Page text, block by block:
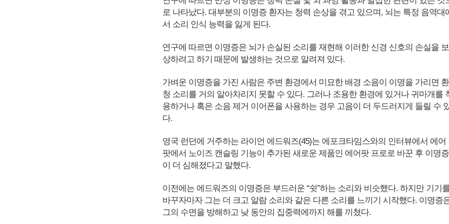
로 나타났다. 대부분의 이명증 환자는 청력 손상을 겪고 있으며, 뇌는 특정 음역대
서 소리 인식 능력을 잃게 된다.
연구에 따르면 이명증은 뇌가 손실된 소리를 재현해 이러한 신경 신호의 손실을 보
상하려고 하기 때문에 발생하는 것으로 알려져 있다.
가벼운 이명증을 가진 사람은 주변 환경에서 미묘한 배경 소음이 이명을 가리면 환
청 소리를 거의 알아차리지 못할 수 있다. 그러나 조용한 환경에 있거나 귀마개를
용하거나 혹은 소음 제거 이어폰을 사용하는 경우 고음이 더 두드러지게 들릴 수
다.
영국 런던에 거주하는 라이언 에드워즈(45)는 에포크타임스와의 인터뷰에서 에어
팟에서 노이즈 캔슬링 기능이 추가된 새로운 제품인 에어팟 프로로 바꾼 후 이명증
이 더 심해졌다고 말했다.
이전에는 에드워즈의 이명증은 부드러운 “쉿”하는 소리와 비슷했다. 하지만 기기
바꾸자마자 그는 더 크고 알람 소리와 같은 다른 소리를 느끼기 시작했다. 이명증
그의 수면을 방해하고 낮 동안의 집중력에까지 해를 끼쳤다.